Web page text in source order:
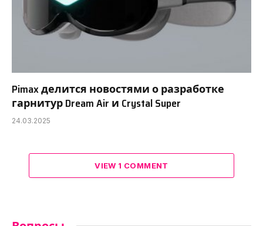
Pimax делится новостями о разработке
гарнитур Dream Air и Crystal Super
24.03.2025
VIEW 1 COMMENT